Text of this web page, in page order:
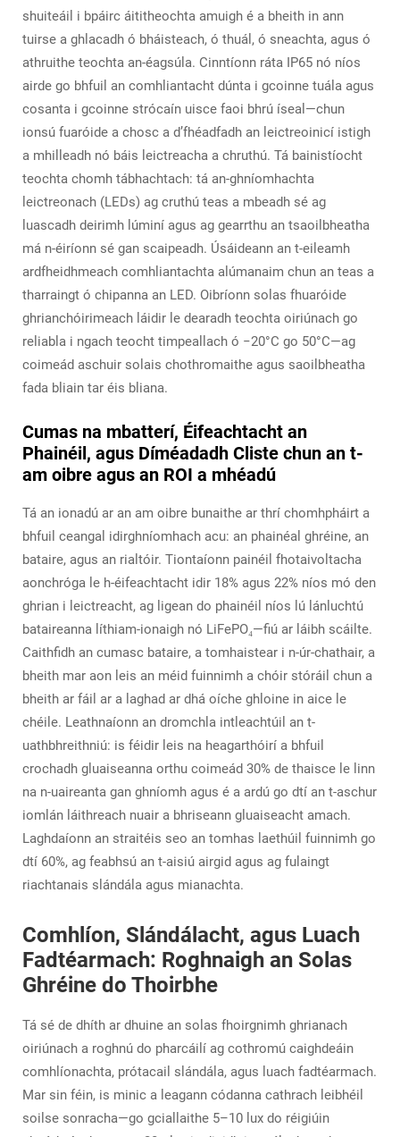
shuiteáil i bpáirc áititheochta amuigh é a bheith in ann
tuirse a ghlacadh ó bháisteach, ó thuál, ó sneachta, agus ó
athruithe teochta an-éagsúla. Cinntíonn ráta IP65 nó níos
airde go bhfuil an comhliantacht dúnta i gcoinne tuála agus
cosanta i gcoinne strócaín uisce faoi bhrú íseal—chun
ionsú fuaróide a chosc a d’fhéadfadh an leictreoinicí istigh
a mhilleadh nó báis leictreacha a chruthú. Tá bainistíocht
teochta chomh tábhachtach: tá an-ghníomhachta
leictreonach (LEDs) ag cruthú teas a mbeadh sé ag
luascadh deirimh lúminí agus ag gearrthu an tsaoilbheatha
má n-éiríonn sé gan scaipeadh. Úsáideann an t-eileamh
ardfheidhmeach comhliantachta alúmanaim chun an teas a
tharraingt ó chipanna an LED. Oibríonn solas fhuaróide
ghrianchóirimeach láidir le dearadh teochta oiriúnach go
reliabla i ngach teocht timpeallach ó −20°C go 50°C—ag
coimeád aschuir solais chothromaithe agus saoilbheatha
fada bliain tar éis bliana.
Cumas na mbatterí, Éifeachtacht an
Phainéil, agus Díméadadh Cliste chun an t-
am oibre agus an ROI a mhéadú
Tá an ionadú ar an am oibre bunaithe ar thrí chomhpháirt a
bhfuil ceangal idirghníomhach acu: an phainéal ghréine, an
bataire, agus an rialtóir. Tiontaíonn painéil fhotaivoltacha
aonchróga le h-éifeachtacht idir 18% agus 22% níos mó den
ghrian i leictreacht, ag ligean do phainéil níos lú lánluchtú
bataireanna líthiam-ionaigh nó LiFePO₄—fiú ar láibh scáilte.
Caithfidh an cumasc bataire, a tomhaistear i n-úr-chathair, a
bheith mar aon leis an méid fuinnimh a chóir stóráil chun a
bheith ar fáil ar a laghad ar dhá oíche ghloine in aice le
chéile. Leathnaíonn an dromchla intleachtúil an t-
uathbhreithniú: is féidir leis na heagarthóirí a bhfuil
crochadh gluaiseanna orthu coimeád 30% de thaisce le linn
na n-uaireanta gan ghníomh agus é a ardú go dtí an t-aschur
iomlán láithreach nuair a bhriseann gluaiseacht amach.
Laghdaíonn an straitéis seo an tomhas laethúil fuinnimh go
dtí 60%, ag feabhsú an t-aisiú airgid agus ag fulaingt
riachtanais slándála agus mianachta.
Comhlíon, Slándálacht, agus Luach
Fadtéarmach: Roghnaigh an Solas
Ghréine do Thoirbhe
Tá sé de dhíth ar dhuine an solas fhoirgnimh ghrianach
oiriúnach a roghnú do pharcáilí ag cothromú caighdeáin
comhlíonachta, prótacail slándála, agus luach fadtéarmach.
Mar sin féin, is minic a leagann códanna cathrach leibhéil
soilse sonracha—go gciallaithe 5–10 lux do réigiúin